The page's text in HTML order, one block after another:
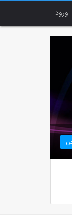
ورود